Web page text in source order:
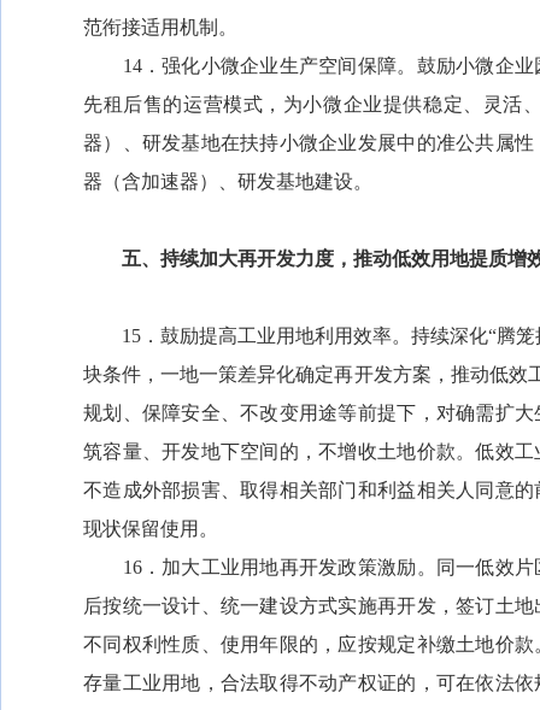
范衔接适用机制。
14．强化小微企业生产空间保障。鼓励小微企业
先租后售的运营模式，为小微企业提供稳定、灵活
器）、研发基地在扶持小微企业发展中的准公共属
器（含加速器）、研发基地建设。
五、持续加大再开发力度，推动低效用地提质增
15．鼓励提高工业用地利用效率。持续深化“腾笼
块条件，一地一策差异化确定再开发方案，推动低效
规划、保障安全、不改变用途等前提下，对确需扩
筑容量、开发地下空间的，不增收土地价款。低效
不造成外部损害、取得相关部门和利益相关人同意
现状保留使用。
16．加大工业用地再开发政策激励。同一低效片
后按统一设计、统一建设方式实施再开发，签订土
不同权利性质、使用年限的，应按规定补缴土地价
存量工业用地，合法取得不动产权证的，可在依法